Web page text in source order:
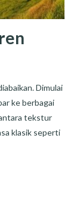
Dimulai
ke berbagai
tekstur
klasik seperti